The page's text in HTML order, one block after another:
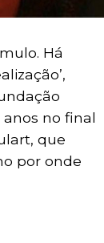
Há
anos no final
que
por onde